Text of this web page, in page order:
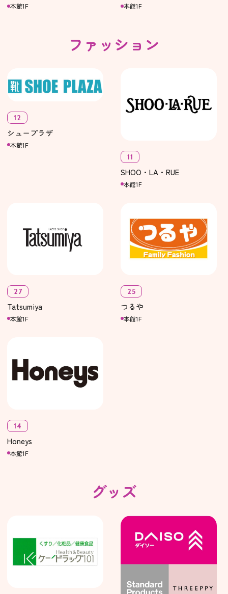
本館1F 本館1F
ファッション
12
シュープラザ
本館1F
11
SHOO・LA・RUE
本館1F
27
Tatsumiya
本館1F
25
つるや
本館1F
14
Honeys
本館1F
グッズ